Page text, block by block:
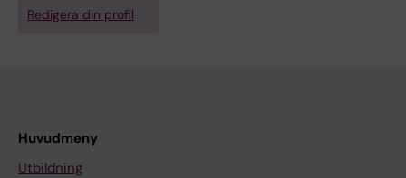
Redigera din profil
Huvudmeny
Utbildning